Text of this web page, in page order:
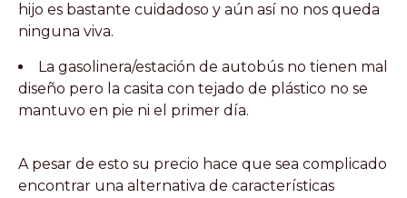
hijo es bastante cuidadoso y aún así no nos queda
ninguna viva.
La gasolinera/estación de autobús no tienen mal
diseño pero la casita con tejado de plástico no se
mantuvo en pie ni el primer día.
A pesar de esto su precio hace que sea complicado
encontrar una alternativa de características